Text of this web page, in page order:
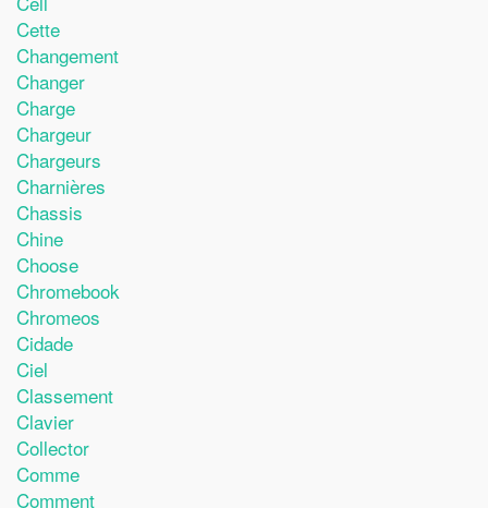
Cette
Changement
Changer
Charge
Chargeur
Chargeurs
Charnières
Chassis
Chine
Choose
Chromebook
Chromeos
Cidade
Ciel
Classement
Clavier
Collector
Comme
Comment